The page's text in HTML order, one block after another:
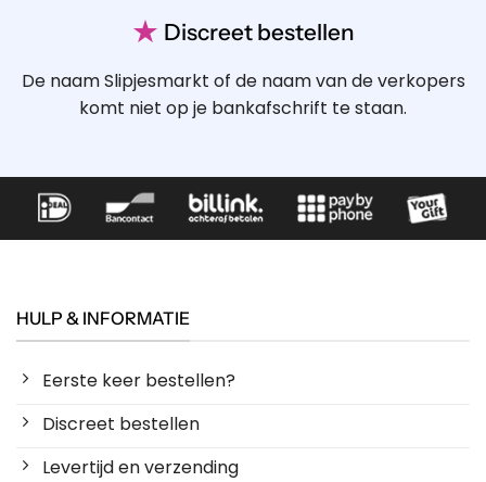
★ Discreet bestellen
De naam Slipjesmarkt of de naam van de verkopers
komt niet op je bankafschrift te staan.
HULP & INFORMATIE
Eerste keer bestellen?
Discreet bestellen
Levertijd en verzending